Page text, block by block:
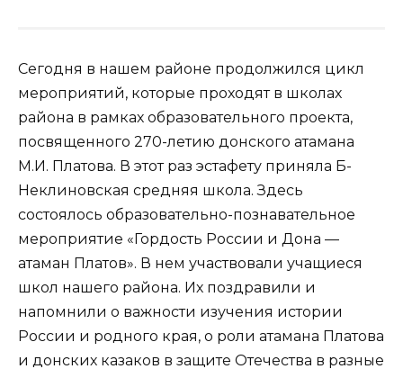
Сегодня в нашем районе продолжился цикл
мероприятий, которые проходят в школах
района в рамках образовательного проекта,
посвященного 270-летию донского атамана
М.И. Платова. В этот раз эстафету приняла Б-
Неклиновская средняя школа. Здесь
состоялось образовательно-познавательное
мероприятие «Гордость России и Дона —
атаман Платов». В нем участвовали учащиеся
школ нашего района. Их поздравили и
напомнили о важности изучения истории
России и родного края, о роли атамана Платова
и донских казаков в защите Отечества в разные